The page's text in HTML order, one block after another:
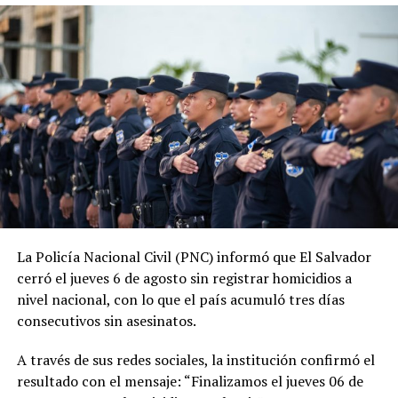
tendencia descendente en los homicidios. Durante su
administración, la PNC contabiliza 1,288 jornadas sin
ADVERTISEMENT
que va del año, las autoridades reportan 185 días sin
homicidios, mientras que 2025 también cerró con
indicadores favorables en materia de seguridad.
que el Gobierno mantendrá las acciones para localizar y
capturar a integrantes de estructuras criminales que
La Policía Nacional Civil (PNC) informó que El Salvador
cerró el jueves 6 de agosto sin registrar homicidios a
nivel nacional, con lo que el país acumuló tres días
consecutivos sin asesinatos.
A través de sus redes sociales, la institución confirmó el
resultado con el mensaje: “Finalizamos el jueves 06 de